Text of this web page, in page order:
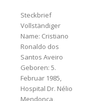
Steckbrief
Vollständiger
Name: Cristiano
Ronaldo dos
Santos Aveiro
Geboren: 5.
Februar 1985,
Hospital Dr. Nélio
Mendonça,